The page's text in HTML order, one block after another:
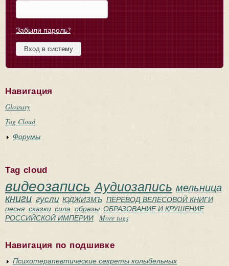
Забыли пароль?
Навигация
Glossary
Tag Cloud
Форумы
Tag cloud
видеозапись Аудиозапись мельница
книги гусли ЮДЖИЗМЪ ПЕРЕВОД ВЕЛЕСОВОЙ КНИГИ
песня сказки сила образы ОБРАЗОВАНИЕ И КРУШЕНИЕ
РОССИЙСКОЙ ИМПЕРИИ More tags
Навигация по подшивке
Психотерапевтические секреты колыбельных